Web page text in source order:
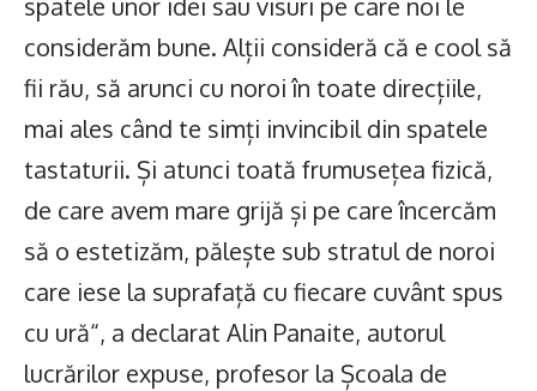
considerăm bune. Alții consideră că e cool să
fii rău, să arunci cu noroi în toate direcțiile,
mai ales când te simți invincibil din spatele
tastaturii. Și atunci toată frumusețea fizică,
de care avem mare grijă și pe care încercăm
să o estetizăm, pălește sub stratul de noroi
care iese la suprafață cu fiecare cuvânt spus
cu ură“, a declarat Alin Panaite, autorul
lucrărilor expuse, profesor la Școala de